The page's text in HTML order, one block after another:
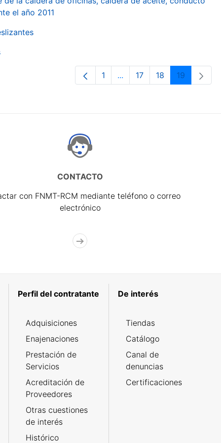
el año 2011
Página
1 ...Páginas intermedias Use
Página
17 Página
18 Página
19
CONTACTO
con FNMT-RCM mediante teléfono o correo
electrónico
Perfil del contratante
Adquisiciones
Enajenaciones
Prestación de
Servicios
Acreditación de
Proveedores
Otras cuestiones
de interés
Histórico
De interés
Tiendas
Catálogo
Canal de
denuncias
Certificaciones